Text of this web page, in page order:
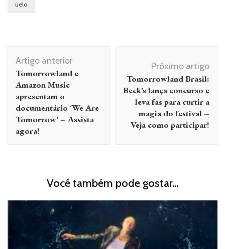
uelo
Navegação
de
post
Artigo anterior
Tomorrowland e
Amazon Music
apresentam o
documentário ‘We Are
Tomorrow’ – Assista
agora!
Próximo artigo
Tomorrowland Brasil:
Beck’s lança concurso e
leva fãs para curtir a
magia do festival –
Veja como participar!
Você também pode gostar...